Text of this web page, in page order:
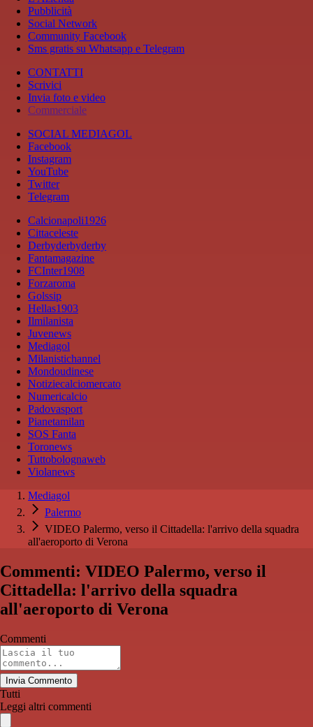
Pubblicità
Social Network
Community Facebook
Sms gratis su Whatsapp e Telegram
CONTATTI
Scrivici
Invia foto e video
Commerciale
SOCIAL MEDIAGOL
Facebook
Instagram
YouTube
Twitter
Telegram
Calcionapoli1926
Cittaceleste
Derbyderbyderby
Fantamagazine
FCInter1908
Forzaroma
Golssip
Hellas1903
Ilmilanista
Juvenews
Mediagol
Milanistichannel
Mondoudinese
Notiziecalciomercato
Numericalcio
Padovasport
Pianetamilan
SOS Fanta
Toronews
Tuttobolognaweb
Violanews
Mediagol
Palermo
VIDEO Palermo, verso il Cittadella: l'arrivo della squadra
all'aeroporto di Verona
Commenti: VIDEO Palermo, verso il
Cittadella: l'arrivo della squadra
all'aeroporto di Verona
Commenti
Invia Commento
Tutti
Leggi altri commenti